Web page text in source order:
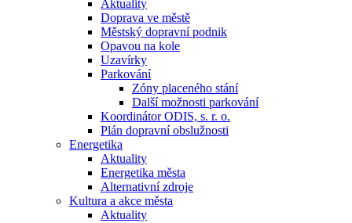
Aktuality
Doprava ve městě
Městský dopravní podnik
Opavou na kole
Uzavírky
Parkování
Zóny placeného stání
Další možnosti parkování
Koordinátor ODIS, s. r. o.
Plán dopravní obslužnosti
Energetika
Aktuality
Energetika města
Alternativní zdroje
Kultura a akce města
Aktuality